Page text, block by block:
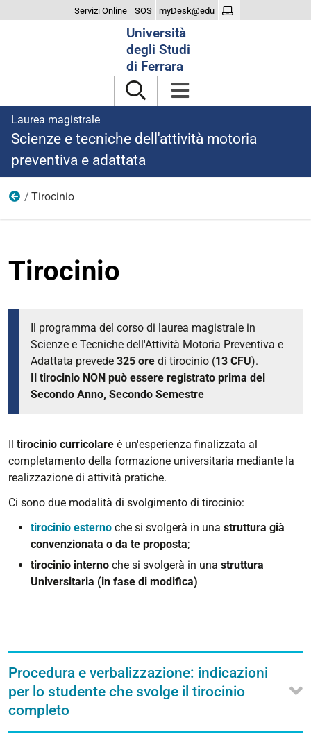
Servizi Online SOS myDesk@edu
Università
degli Studi
di Ferrara
Laurea magistrale
Scienze e tecniche dell'attività motoria
preventiva e adattata
Didattica
Tirocinio
Tirocinio
Il programma del corso di laurea magistrale in
Scienze e Tecniche dell'Attività Motoria Preventiva e
Adattata prevede 325 ore di tirocinio (13 CFU).
Il tirocinio NON può essere registrato prima del
Secondo Anno, Secondo Semestre
Il tirocinio curricolare è un'esperienza finalizzata al
completamento della formazione universitaria mediante la
realizzazione di attività pratiche.
Ci sono due modalità di svolgimento di tirocinio:
tirocinio esterno che si svolgerà in una struttura già
convenzionata o da te proposta;
tirocinio interno che si svolgerà in una struttura
Universitaria (in fase di modifica)
Procedura e verbalizzazione: indicazioni
per lo studente che svolge il tirocinio
completo